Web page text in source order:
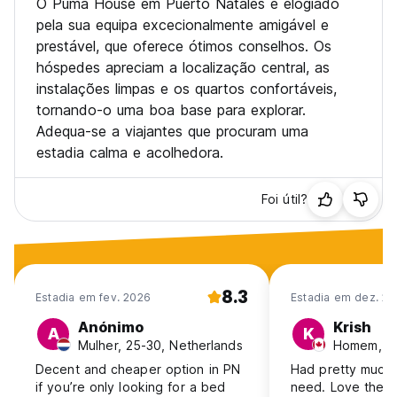
O Puma House em Puerto Natales é elogiado
pela sua equipa excecionalmente amigável e
prestável, que oferece ótimos conselhos. Os
hóspedes apreciam a localização central, as
instalações limpas e os quartos confortáveis,
tornando-o uma boa base para explorar.
Adequa-se a viajantes que procuram uma
estadia calma e acolhedora.
Foi útil?
Estadia em fev. 2026 8.3
A Anónimo
Mulher, 25-30, Netherlands
Decent and cheaper option in PN
if you’re only looking for a bed
Estadia em dez.
K Krish
Homem,
Had pretty
need. Love the